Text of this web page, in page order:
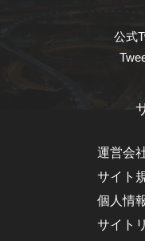
公式
運営会
サイト
個人情
サイト